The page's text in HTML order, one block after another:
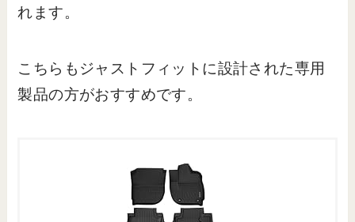
れます。
こちらもジャストフィットに設計された専用
製品の方がおすすめです。